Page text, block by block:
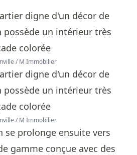
/ M Immobilier
/ M Immobilier
se prolonge ensuite vers
gamme conçue avec des